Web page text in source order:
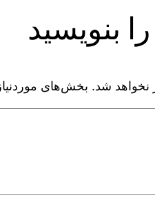
بنویسید
نخواهد شد. بخش‌های